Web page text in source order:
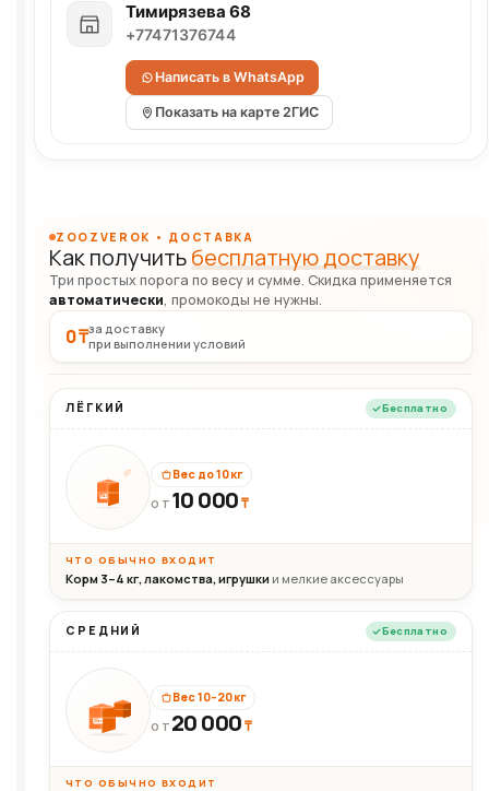
Тимирязева 68
+77471376744
Написать в WhatsApp
Показать на карте 2ГИС
ZOOZVEROK • ДОСТАВКА
Как получитьбесплатную доставку
Три простых порога по весу и сумме. Скидка применяется
автоматически, промокоды не нужны.
0 ₸за доставку
при выполнении условий
ЛЁГКИЙ Бесплатно
10кг
Вес до 10 кг
ОТ 10 000₸
ЧТО ОБЫЧНО ВХОДИТ
Корм 3–4 кг, лакомства, игрушки и мелкие аксессуары
СРЕДНИЙ Бесплатно
20кг
Вес 10–20 кг
ОТ 20 000₸
ЧТО ОБЫЧНО ВХОДИТ